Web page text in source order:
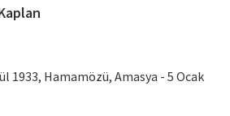
1933, Hamamözü, Amasya - 5 Ocak